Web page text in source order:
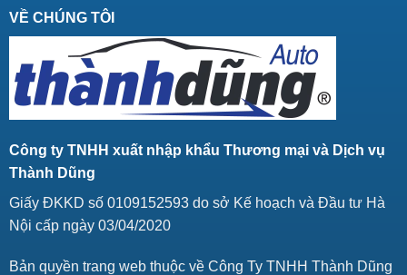
VỀ CHÚNG TÔI
Công ty TNHH xuất nhập khẩu Thương mại và Dịch vụ
Thành Dũng
Giấy ĐKKD số 0109152593 do sở Kế hoạch và Đầu tư Hà
Nội cấp ngày 03/04/2020
Bản quyền trang web thuộc về Công Ty TNHH Thành Dũng